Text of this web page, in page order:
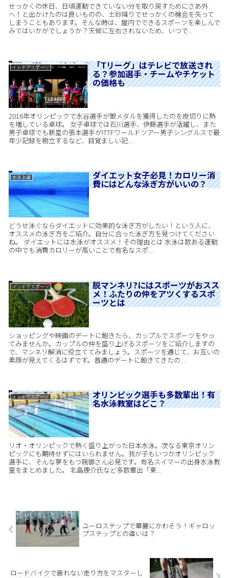
せっかくの休日、日頃運動できていない分を取り戻すためにさあ外
へ！と出かけたのは良いものの、土砂降りでせっかくの機会を失って
しまうこともあります。そんな時は、屋内でできるスポーツを楽しんで
みてはいかがでしょうか？天候に左右されないため、いつで...
インドアスポーツ 「Tリーグ」はテレビで放送され
る？参加選手・チームやチケット
の価格も
2016年オリンピックで水谷選手が銀メダルを獲得したのを皮切りに熱
を増している卓球。 女子卓球では石川選手、伊藤選手が活躍し、また
男子卓球でも新星の張本選手がITTFワールドツアー男子シングルスで最
年少記録を樹立するなど、目覚ましい記...
水泳上達 ダイエット女子必見！カロリー消
費にはどんな泳ぎ方がいいの？
どうせ泳ぐならダイエットに効果的な泳ぎ方がしたい！という人に、
オススメの泳ぎ方をご紹介。自分に合った泳ぎ方を見つけてください
ね。 ダイエットには水泳がオススメ！その理由とは 水泳は数ある運動
の中でも消費カロリーが高いことで有名なスポ...
インドアスポーツ 脱マンネリ?にはスポーツがおスス
メ！ふたりの仲をアツくするスポ
ーツとは
ショッピングや映画のデートに飽きたら、カップルでスポーツをやっ
てみませんか。カップルの仲を盛り上げるスポーツをご紹介しますの
で、マンネリ解消に役立ててみましょう。スポーツを通じて、お互いの
素顔が見えてくるはずです。普通のデートに飽きてきたの...
インドアスポーツ オリンピック選手も多数輩出！有
名水泳教室はどこ？
リオ・オリンピックで熱く盛り上がった日本水泳。次なる東京オリン
ピックにも期待せずにはいられません。我が子もいつかオリンピック
選手に、そんな夢をもつ親御さん必見です。有名スイマーの出身水泳教
室をまとめました。 北島康介氏など多数輩出「東...
ユーロステップで華麗にかわそう！ギャロッ
プステップとの違いは？
ロードバイクで疲れない走り方をマスターし